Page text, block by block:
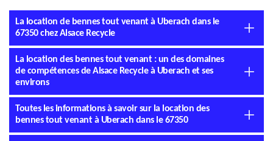
La location de bennes tout venant à Uberach dans le
67350 chez Alsace Recycle
La location des bennes tout venant : un des domaines
de compétences de Alsace Recycle à Uberach et ses
environs
Toutes les informations à savoir sur la location des
bennes tout venant à Uberach dans le 67350